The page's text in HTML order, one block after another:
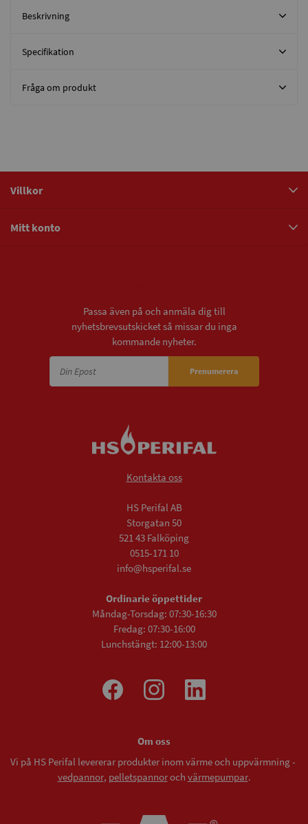
Beskrivning
Specifikation
Fråga om produkt
Villkor
Mitt konto
Passa även på och anmäla dig till
nyhetsbrevsutskicket så missar du inga
kommande nyheter.
Prenumerera
Kontakta oss
HS Perifal AB
Storgatan 50
521 43 Falköping
0515-171 10
info@hsperifal.se
Ordinarie öppettider
Måndag-Torsdag: 07:30-16:30
Fredag: 07:30-16:00
Lunchstängt: 12:00-13:00
Om oss
Vi på HS Perifal levererar produkter inom värme och uppvärmning -
vedpannor, pelletspannoroch värmepumpar.